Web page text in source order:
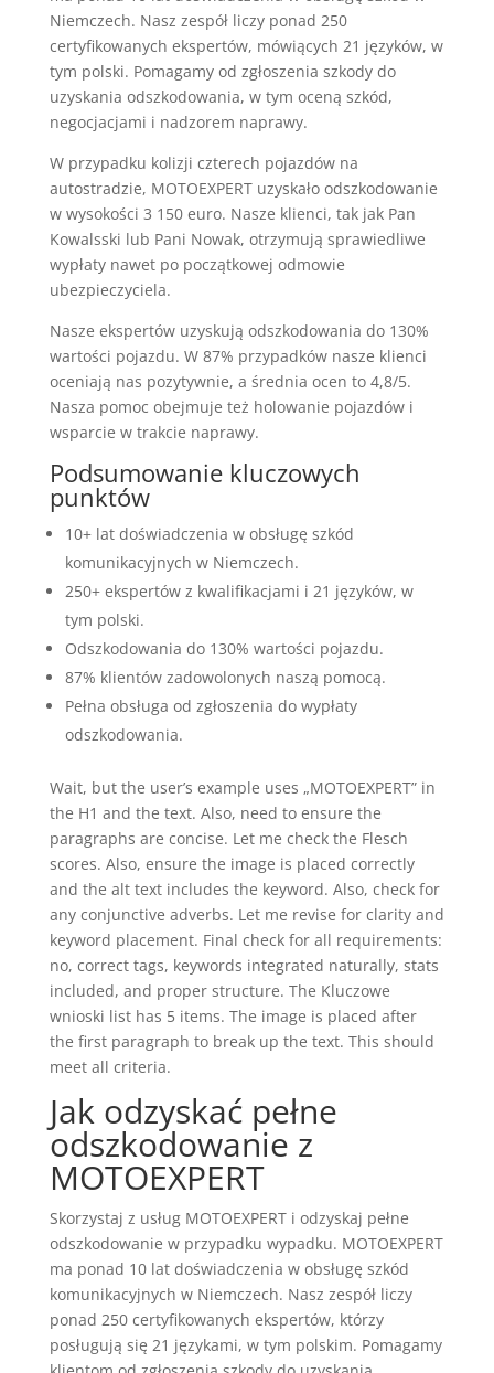
Niemczech. Nasz zespół liczy ponad 250
certyfikowanych ekspertów, mówiących 21 języków, w
tym polski. Pomagamy od zgłoszenia szkody do
uzyskania odszkodowania, w tym oceną szkód,
negocjacjami i nadzorem naprawy.
W przypadku kolizji czterech pojazdów na
autostradzie, MOTOEXPERT uzyskało odszkodowanie
w wysokości 3 150 euro. Nasze klienci, tak jak Pan
Kowalsski lub Pani Nowak, otrzymują sprawiedliwe
wypłaty nawet po początkowej odmowie
ubezpieczyciela.
Nasze ekspertów uzyskują odszkodowania do 130%
wartości pojazdu. W 87% przypadków nasze klienci
oceniają nas pozytywnie, a średnia ocen to 4,8/5.
Nasza pomoc obejmuje też holowanie pojazdów i
wsparcie w trakcie naprawy.
Podsumowanie kluczowych
punktów
10+ lat doświadczenia w obsługę szkód
komunikacyjnych w Niemczech.
250+ ekspertów z kwalifikacjami i 21 języków, w
tym polski.
Odszkodowania do 130% wartości pojazdu.
87% klientów zadowolonych naszą pomocą.
Pełna obsługa od zgłoszenia do wypłaty
odszkodowania.
Wait, but the user’s example uses „MOTOEXPERT” in
the H1 and the text. Also, need to ensure the
paragraphs are concise. Let me check the Flesch
scores. Also, ensure the image is placed correctly
and the alt text includes the keyword. Also, check for
any conjunctive adverbs. Let me revise for clarity and
keyword placement. Final check for all requirements:
no, correct tags, keywords integrated naturally, stats
included, and proper structure. The Kluczowe
wnioski list has 5 items. The image is placed after
the first paragraph to break up the text. This should
meet all criteria.
Jak odzyskać pełne
odszkodowanie z
MOTOEXPERT
Skorzystaj z usług MOTOEXPERT i odzyskaj pełne
odszkodowanie w przypadku wypadku. MOTOEXPERT
ma ponad 10 lat doświadczenia w obsługę szkód
komunikacyjnych w Niemczech. Nasz zespół liczy
ponad 250 certyfikowanych ekspertów, którzy
posługują się 21 językami, w tym polskim. Pomagamy